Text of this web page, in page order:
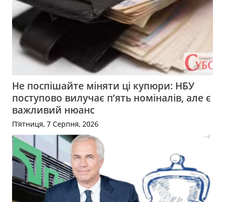
Не поспішайте міняти ці купюри: НБУ
поступово вилучає п’ять номіналів, але є
важливий нюанс
П’ятниця, 7 Серпня, 2026